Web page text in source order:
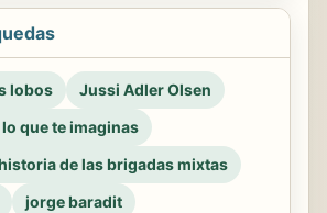
lobos
Jussi Adler Olsen
que te imaginas
de las brigadas mixtas
jorge baradit